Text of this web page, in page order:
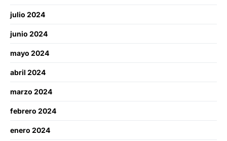
julio 2024
junio 2024
mayo 2024
abril 2024
marzo 2024
febrero 2024
enero 2024